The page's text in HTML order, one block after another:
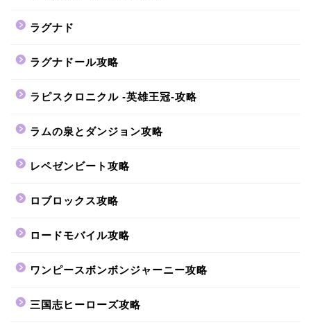
ラグナド
ラグナドール攻略
ラピスクロニクル -英雄王冠-攻略
ラムの泉とダンジョン攻略
レペゼンビート攻略
ロブロックス攻略
ロードモバイル攻略
ワンピースボンボンジャーニー攻略
三国志ヒーローズ攻略